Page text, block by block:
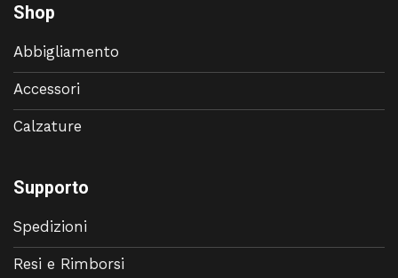
Shop
Abbigliamento
Accessori
Calzature
Supporto
Spedizioni
Resi e Rimborsi